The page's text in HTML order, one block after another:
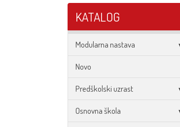
KATALOG
Modularna nastava
Novo
Predškolski uzrast
Osnovna škola